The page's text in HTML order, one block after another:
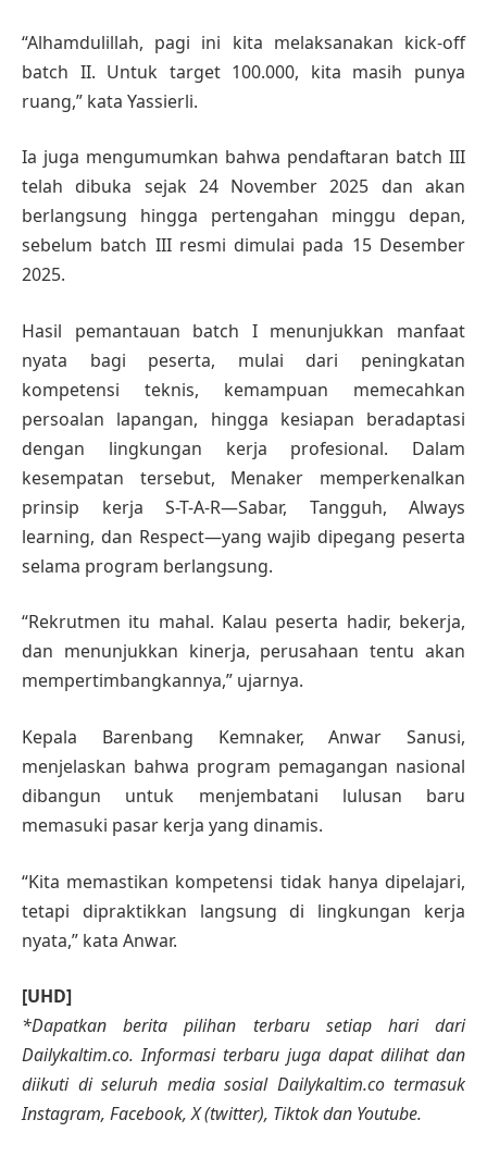
“Alhamdulillah, pagi ini kita melaksanakan kick-off
batch II. Untuk target 100.000, kita masih punya
ruang,” kata Yassierli.
Ia juga mengumumkan bahwa pendaftaran batch III
telah dibuka sejak 24 November 2025 dan akan
berlangsung hingga pertengahan minggu depan,
sebelum batch III resmi dimulai pada 15 Desember
2025.
Hasil pemantauan batch I menunjukkan manfaat
nyata bagi peserta, mulai dari peningkatan
kompetensi teknis, kemampuan memecahkan
persoalan lapangan, hingga kesiapan beradaptasi
dengan lingkungan kerja profesional. Dalam
kesempatan tersebut, Menaker memperkenalkan
prinsip kerja S-T-A-R—Sabar, Tangguh, Always
learning, dan Respect—yang wajib dipegang peserta
selama program berlangsung.
“Rekrutmen itu mahal. Kalau peserta hadir, bekerja,
dan menunjukkan kinerja, perusahaan tentu akan
mempertimbangkannya,” ujarnya.
Kepala Barenbang Kemnaker, Anwar Sanusi,
menjelaskan bahwa program pemagangan nasional
dibangun untuk menjembatani lulusan baru
memasuki pasar kerja yang dinamis.
“Kita memastikan kompetensi tidak hanya dipelajari,
tetapi dipraktikkan langsung di lingkungan kerja
nyata,” kata Anwar.
[UHD]
*Dapatkan berita pilihan terbaru setiap hari dari
Dailykaltim.co. Informasi terbaru juga dapat dilihat dan
diikuti di seluruh media sosial Dailykaltim.co termasuk
Instagram, Facebook, X (twitter), Tiktok dan Youtube.